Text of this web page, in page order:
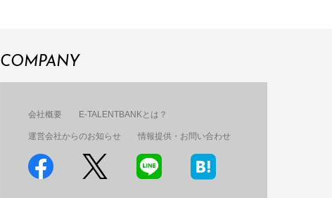
COMPANY
会社概要 E-TALENTBANKとは？
運営会社からのお知らせ 情報提供・お問い合わせ